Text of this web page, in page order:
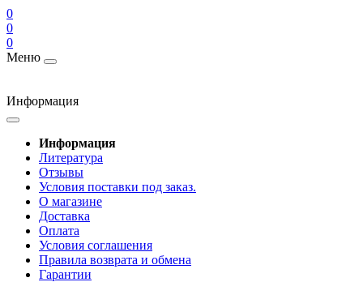
0
0
0
Меню
Информация
Информация
Литература
Отзывы
Условия поставки под заказ.
О магазине
Доставка
Оплата
Условия соглашения
Правила возврата и обмена
Гарантии